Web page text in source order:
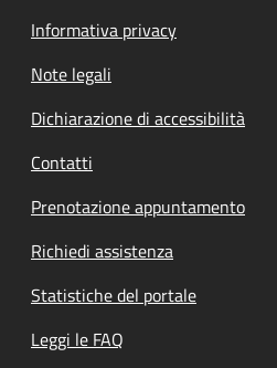
Informativa privacy
Note legali
Dichiarazione di accessibilità
Contatti
Prenotazione appuntamento
Richiedi assistenza
Statistiche del portale
Leggi le FAQ